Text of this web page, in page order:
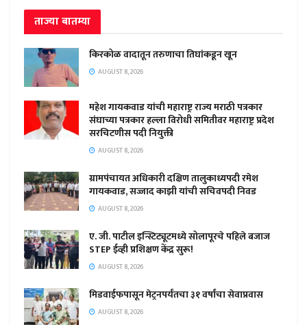
ताज्या बातम्या
किरकोळ वादातून तरुणाचा तिघांकडून खून
AUGUST 8, 2026
महेश गायकवाड यांची महाराष्ट्र राज्य मराठी पत्रकार
संघाच्या पत्रकार हल्ला विरोधी समितीवर महाराष्ट्र प्रदेश
सरचिटणीस पदी नियुक्ती
AUGUST 8, 2026
ग्रामपंचायत अधिकारी दक्षिण तालुकाध्यपदी रमेश
गायकवाड, सज्जाद काझी यांची सचिवपदी निवड
AUGUST 8, 2026
ए. जी. पाटील इन्स्टिट्यूटमध्ये सोलापूरचे पहिले बजाज
STEP ईव्ही प्रशिक्षण केंद्र सुरू!
AUGUST 8, 2026
मिडवाईफपासून मेट्रनपर्यंतचा ३१ वर्षांचा सेवाप्रवास
AUGUST 8, 2026